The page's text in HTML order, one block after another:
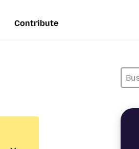
Contribute